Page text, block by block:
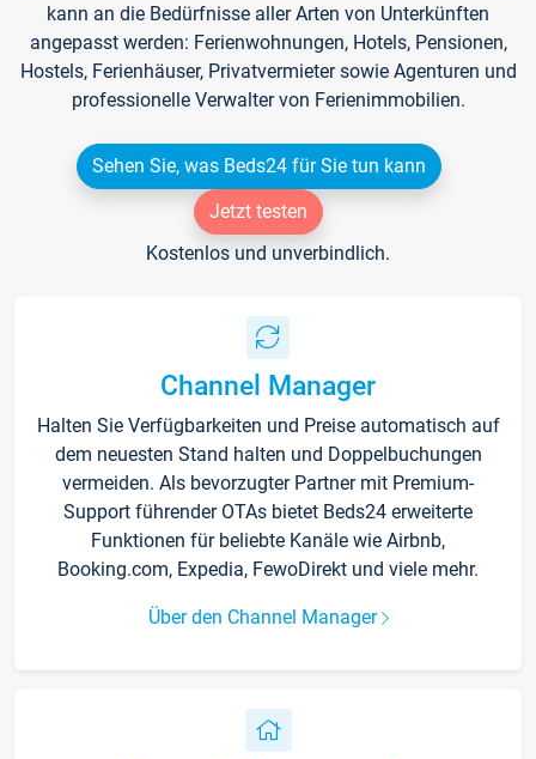
kann an die Bedürfnisse aller Arten von Unterkünften
angepasst werden: Ferienwohnungen, Hotels, Pensionen,
Hostels, Ferienhäuser, Privatvermieter sowie Agenturen und
professionelle Verwalter von Ferienimmobilien.
Sehen Sie, was Beds24 für Sie tun kann
Jetzt testen
Kostenlos und unverbindlich.
Channel Manager
Halten Sie Verfügbarkeiten und Preise automatisch auf
dem neuesten Stand halten und Doppelbuchungen
vermeiden. Als bevorzugter Partner mit Premium-
Support führender OTAs bietet Beds24 erweiterte
Funktionen für beliebte Kanäle wie Airbnb,
Booking.com, Expedia, FewoDirekt und viele mehr.
Über den Channel Manager